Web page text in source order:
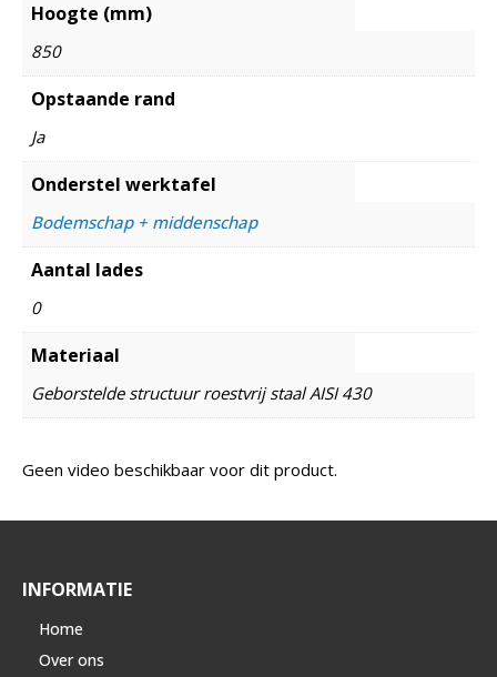
Hoogte (mm)
850
Opstaande rand
Ja
Onderstel werktafel
Bodemschap + middenschap
Aantal lades
0
Materiaal
Geborstelde structuur roestvrij staal AISI 430
Geen video beschikbaar voor dit product.
INFORMATIE
Home
Over ons